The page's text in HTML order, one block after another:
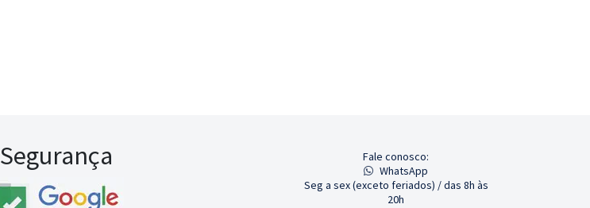
Segurança
Fale conosco:
WhatsApp
Seg a sex (exceto feriados) / das 8h às
20h